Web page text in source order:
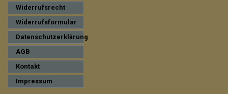
Widerrufsrecht
Widerrufsformular
Datenschutzerklärung
AGB
Kontakt
Impressum